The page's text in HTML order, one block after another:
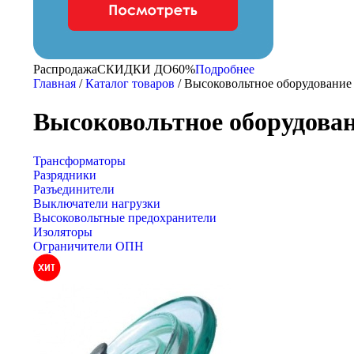
РаспродажаCКИДКИ ДО60%Подробнее
Главная /Каталог товаров /Высоковольтное оборудование
Высоковольтное
Трансформаторы
Разрядники
Разъединители
Выключатели нагрузки
Высоковольтные предохранители
Изоляторы
Ограничители ОПН